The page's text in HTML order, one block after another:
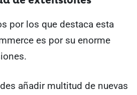
por los que destaca esta
es por su enorme
añadir multitud de nuevas